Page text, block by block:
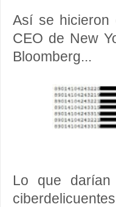
Así se hicieron
CEO de New
Bloomberg...
Lo que darían